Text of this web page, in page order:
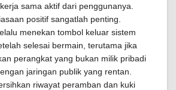
sama aktif dari penggunanya.
positif sangatlah penting.
menekan tombol keluar sistem
selesai bermain, terutama jika
perangkat yang bukan milik pribadi
jaringan publik yang rentan.
riwayat peramban dan kuki